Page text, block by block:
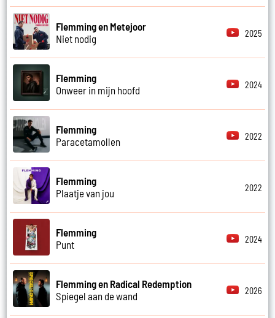
Flemming en Metejoor
Niet nodig
2025
Flemming
Onweer in mijn hoofd
2024
Flemming
Paracetamollen
2022
Flemming
Plaatje van jou
2022
Flemming
Punt
2024
Flemming en Radical Redemption
Spiegel aan de wand
2026